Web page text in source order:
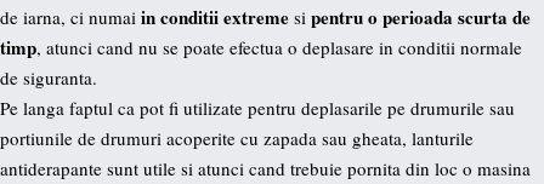
de iarna, ci numai in conditii extreme si pentru o perioada scurta de
timp, atunci cand nu se poate efectua o deplasare in conditii normale
de siguranta.
Pe langa faptul ca pot fi utilizate pentru deplasarile pe drumurile sau
portiunile de drumuri acoperite cu zapada sau gheata, lanturile
antiderapante sunt utile si atunci cand trebuie pornita din loc o masina